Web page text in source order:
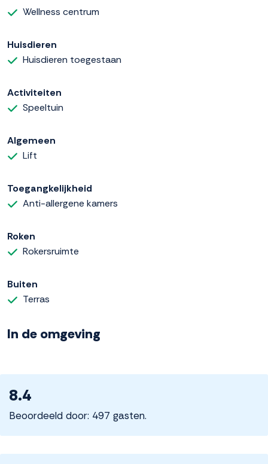
Wellness centrum
Huisdieren
Huisdieren toegestaan
Activiteiten
Speeltuin
Algemeen
Lift
Toegangkelijkheid
Anti-allergene kamers
Roken
Rokersruimte
Buiten
Terras
In de omgeving
8.4
Beoordeeld door: 497 gasten.